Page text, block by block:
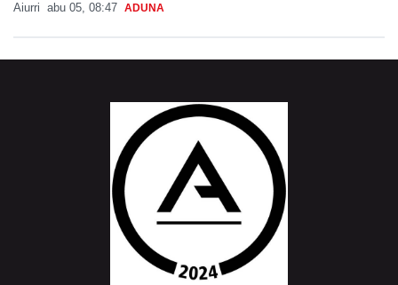
Aiurri abu 05, 08:47 ADUNA